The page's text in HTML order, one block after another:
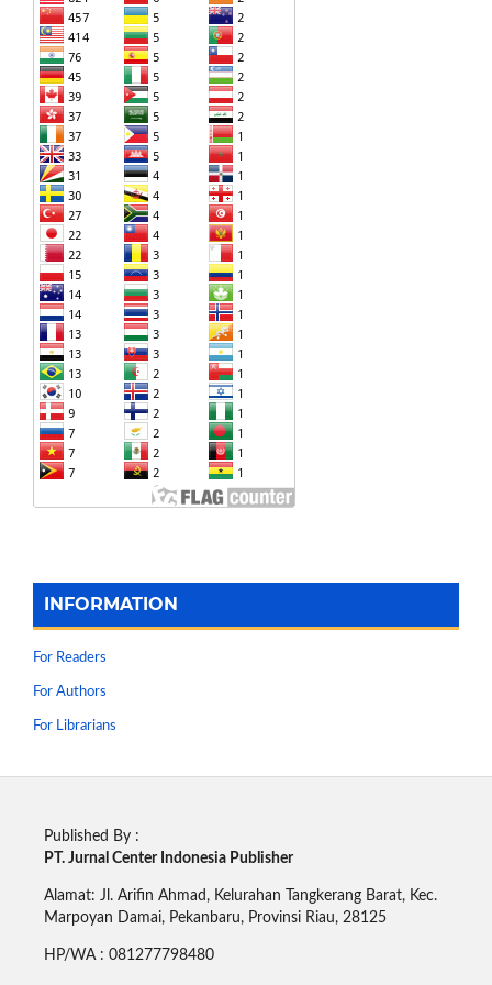
INFORMATION
For Readers
For Authors
For Librarians
Published By :
PT. Jurnal Center Indonesia Publisher
Alamat: Jl. Arifin Ahmad, Kelurahan Tangkerang Barat, Kec.
Marpoyan Damai, Pekanbaru, Provinsi Riau, 28125
HP/WA : 081277798480